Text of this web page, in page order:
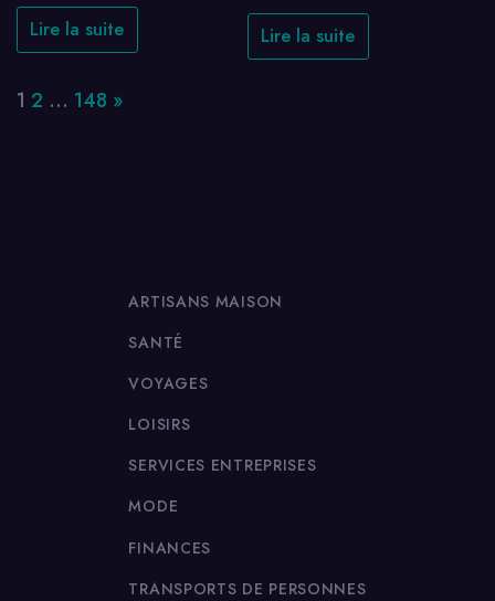
Lire la suite Lire la suite
Page:
1 2 … 148 Next
»
ARTISANS MAISON
SANTÉ
VOYAGES
LOISIRS
SERVICES ENTREPRISES
MODE
FINANCES
TRANSPORTS DE PERSONNES